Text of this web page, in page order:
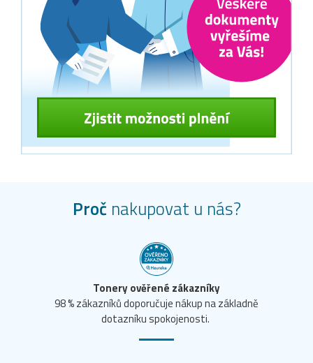
Proč nakupovat u nás?
Tonery ověřené zákazníky
98 % zákazníků doporučuje nákup na základně
dotazníku spokojenosti.